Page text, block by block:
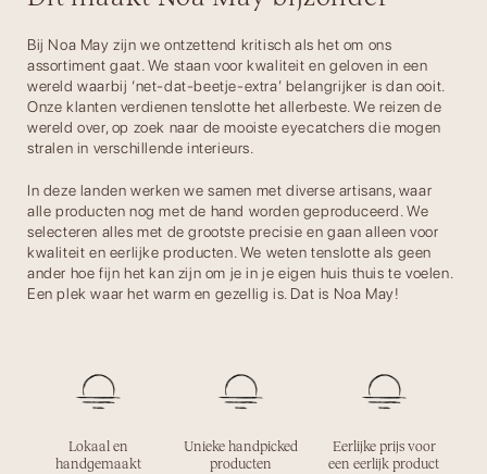
Bij Noa May zijn we ontzettend kritisch als het om ons
assortiment gaat. We staan voor kwaliteit en geloven in een
wereld waarbij ‘net-dat-beetje-extra’ belangrijker is dan ooit.
Onze klanten verdienen tenslotte het allerbeste. We reizen de
wereld over, op zoek naar de mooiste eyecatchers die mogen
stralen in verschillende interieurs.
In deze landen werken we samen met diverse artisans, waar
alle producten nog met de hand worden geproduceerd. We
selecteren alles met de grootste precisie en gaan alleen voor
kwaliteit en eerlijke producten. We weten tenslotte als geen
ander hoe fijn het kan zijn om je in je eigen huis thuis te voelen.
Een plek waar het warm en gezellig is. Dat is Noa May!
Lokaal en
handgemaakt
Unieke handpicked
producten
Eerlijke prijs voor
een eerlijk product